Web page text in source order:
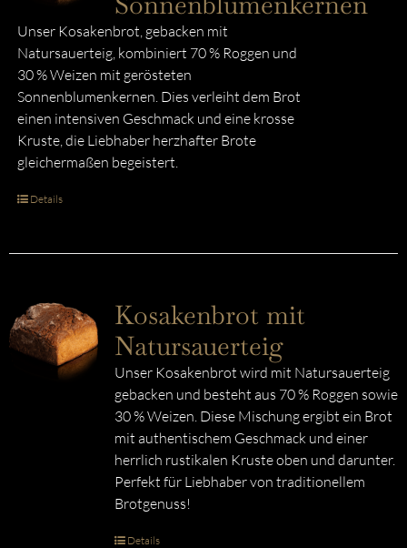
Unser Kosakenbrot, gebacken mit
Natursauerteig, kombiniert 70 % Roggen und
30 % Weizen mit gerösteten
Sonnenblumenkernen. Dies verleiht dem Brot
einen intensiven Geschmack und eine krosse
Kruste, die Liebhaber herzhafter Brote
gleichermaßen begeistert.
Details
Kosakenbrot mit
Natursauerteig
Unser Kosakenbrot wird mit Natursauerteig
gebacken und besteht aus 70 % Roggen sowie
30 % Weizen. Diese Mischung ergibt ein Brot
mit authentischem Geschmack und einer
herrlich rustikalen Kruste oben und darunter.
Perfekt für Liebhaber von traditionellem
Brotgenuss!
Details